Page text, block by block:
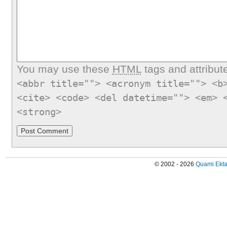
You may use these HTMLtags and
<abbr title=""> <acronym title="">
<cite> <code> <del datetime="">
<strong>
© 2002 - 2026 Quami